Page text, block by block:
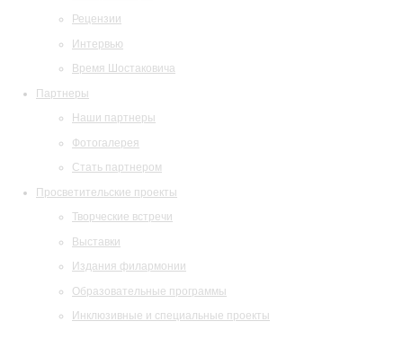
Рецензии
Интервью
Время Шостаковича
Партнеры
Наши партнеры
Фотогалерея
Стать партнером
Просветительские проекты
Творческие встречи
Выставки
Издания филармонии
Образовательные программы
Инклюзивные и специальные проекты